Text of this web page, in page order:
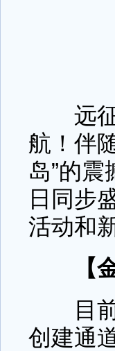
远征
航！伴
岛”的
日同步
活动和
【
目前
创建通